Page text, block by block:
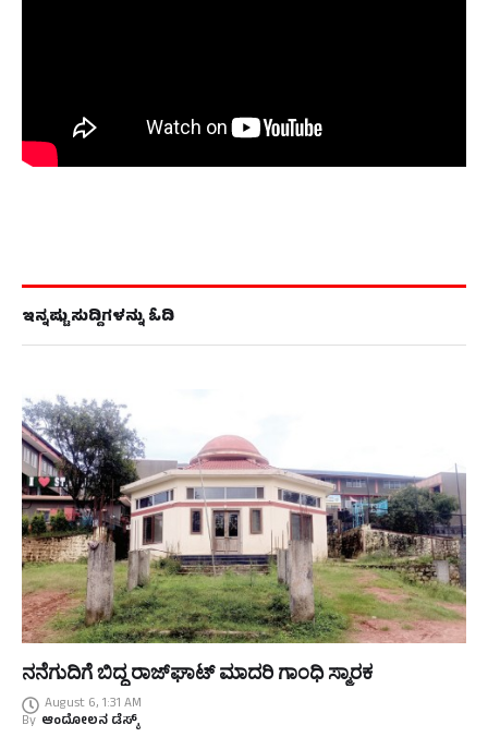
ಇನ್ನಷ್ಟು ಸುದ್ದಿಗಳನ್ನು ಓದಿ
August 6, 1:31 AM
By ಆಂದೋಲನ ಡೆಸ್ಕ್